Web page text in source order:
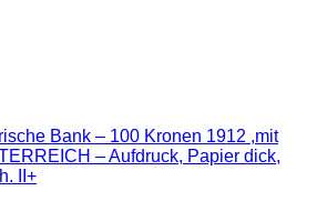
Bank – 100 Kronen 1912 ,mit
– Aufdruck, Papier dick,
II+